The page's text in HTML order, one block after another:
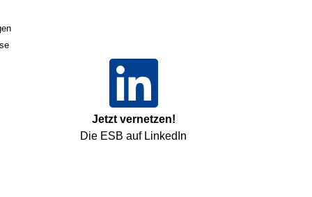
Jetzt vernetzen!
Die ESB auf LinkedIn